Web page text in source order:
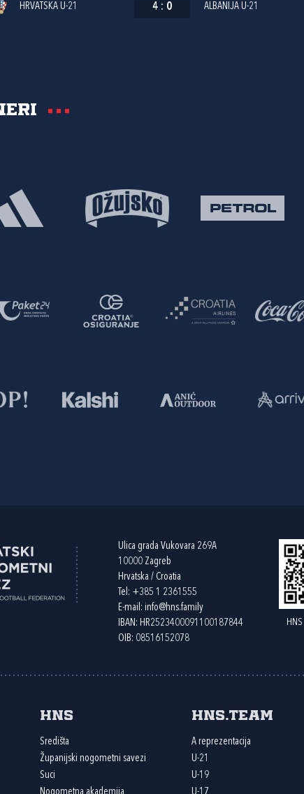
HRVATSKA U-21 4 : 0 ALBANIJA U-21
Ulica grada Vukovara 269A
10000 Zagreb
Hrvatska / Croatia
Tel: +385 1 2361555
E-mail: info@hns.family
IBAN: HR2523400091100187844
OIB: 08516152078
HNS
Središta
Županijski nogometni savezi
Suci
HNS.team
A reprezentacija
U-21
U-19